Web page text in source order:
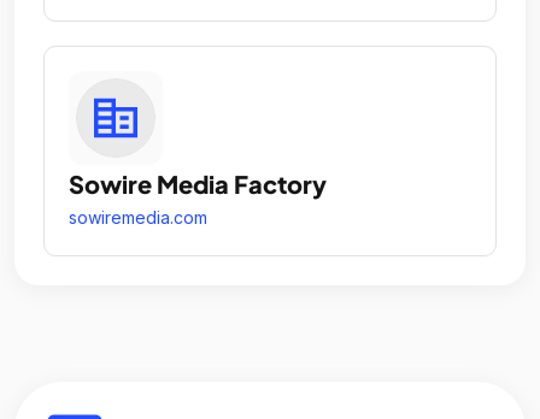
Sowire Media Factory
sowiremedia.com